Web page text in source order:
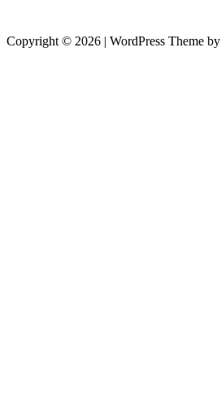
Copyright © 2026 | WordPress Theme by